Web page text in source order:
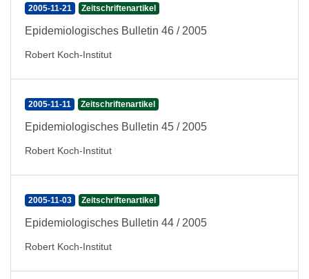
2005-11-21 Zeitschriftenartikel
Epidemiologisches Bulletin 46 / 2005
Robert Koch-Institut
2005-11-11 Zeitschriftenartikel
Epidemiologisches Bulletin 45 / 2005
Robert Koch-Institut
2005-11-03 Zeitschriftenartikel
Epidemiologisches Bulletin 44 / 2005
Robert Koch-Institut